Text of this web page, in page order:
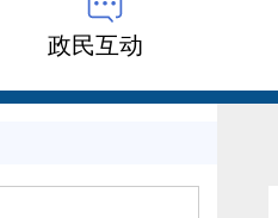
政民互动